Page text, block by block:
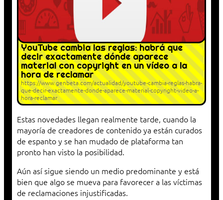
YouTube cambia las reglas: habrá que
decir exactamente dónde aparece
material con copyright en un vídeo a la
hora de reclamar
https://www.genbeta.com/actualidad/youtube-cambia-reglas-habra-
que-decir-exactamente-donde-aparece-material-copyright-video-a-
hora-reclamar
Estas novedades llegan realmente tarde, cuando la
mayoría de creadores de contenido ya están curados
de espanto y se han mudado de plataforma tan
pronto han visto la posibilidad.
Aún así sigue siendo un medio predominante y está
bien que algo se mueva para favorecer a las víctimas
de reclamaciones injustificadas.